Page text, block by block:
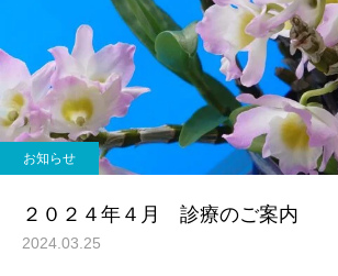
お知らせ
２０２４年４月 診療のご案内
2024.03.25